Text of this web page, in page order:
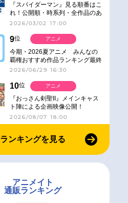
『スパイダーマン』見る順番はこ
れ！公開順・時系列・全作品のあ
らすじをまとめました
2026/03/02 17:00
9位
今期・2026夏アニメ みんなの
覇権おすすめ作品ランキング最終
結果発表！
2026/06/29 16:30
アニメ
10位
『おっさん剣聖II』メインキャス
ト陣による企画映像公開！
2026/08/07 18:00
アニメ
ランキングを見る
アニメイト
通販ランキング